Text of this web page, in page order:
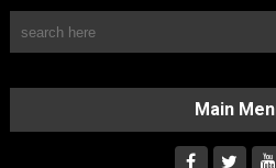
HOME